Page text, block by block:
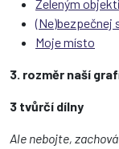
Zeleným
(Ne)bezpečnej
Moje místo
3. rozměr naší
3 tvůrčí dílny
Ale nebojte,